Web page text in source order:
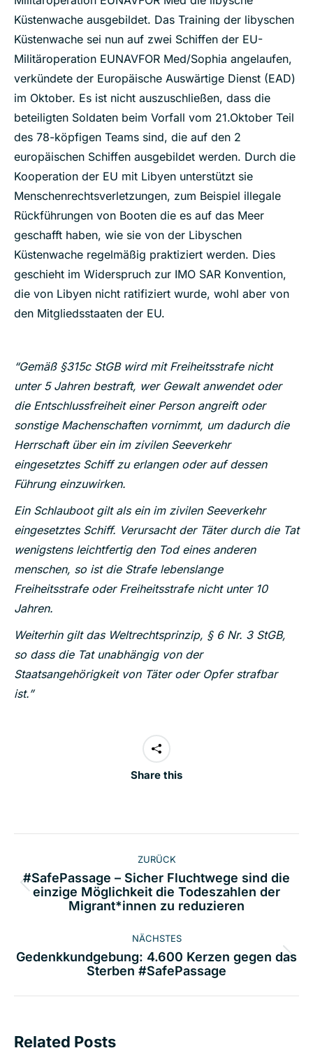
Küstenwache ausgebildet. Das Training der libyschen
Küstenwache sei nun auf zwei Schiffen der EU-
Militäroperation EUNAVFOR Med/Sophia angelaufen,
verkündete der Europäische Auswärtige Dienst (EAD)
im Oktober. Es ist nicht auszuschließen, dass die
beteiligten Soldaten beim Vorfall vom 21.Oktober Teil
des 78-köpfigen Teams sind, die auf den 2
europäischen Schiffen ausgebildet werden. Durch die
Kooperation der EU mit Libyen unterstützt sie
Menschenrechtsverletzungen, zum Beispiel illegale
Rückführungen von Booten die es auf das Meer
geschafft haben, wie sie von der Libyschen
Küstenwache regelmäßig praktiziert werden. Dies
geschieht im Widerspruch zur IMO SAR Konvention,
die von Libyen nicht ratifiziert wurde, wohl aber von
den Mitgliedsstaaten der EU.
“Gemäß §315c StGB wird mit Freiheitsstrafe nicht
unter 5 Jahren bestraft, wer Gewalt anwendet oder
die Entschlussfreiheit einer Person angreift oder
sonstige Machenschaften vornimmt, um dadurch die
Herrschaft über ein im zivilen Seeverkehr
eingesetztes Schiff zu erlangen oder auf dessen
Führung einzuwirken.
Ein Schlauboot gilt als ein im zivilen Seeverkehr
eingesetztes Schiff. Verursacht der Täter durch die Tat
wenigstens leichtfertig den Tod eines anderen
menschen, so ist die Strafe lebenslange
Freiheitsstrafe oder Freiheitsstrafe nicht unter 10
Jahren.
Weiterhin gilt das Weltrechtsprinzip, § 6 Nr. 3 StGB,
so dass die Tat unabhängig von der
Staatsangehörigkeit von Täter oder Opfer strafbar
ist.”
Share this
ZURÜCK
Vorheriger
Beitrag:
#SafePassage – Sicher Fluchtwege sind die
einzige Möglichkeit die Todeszahlen der
Migrant*innen zu reduzieren
NÄCHSTES
Nächster
Gedenkkundgebung: 4.600 Kerzen gegen das
Sterben #SafePassage
Related Posts